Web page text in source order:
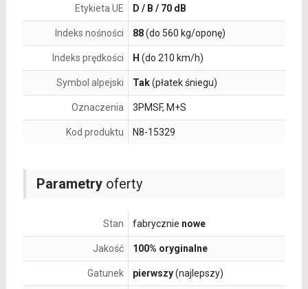
Parametryoferty
Stan fabrycznie nowe
Jakość 100% oryginalne
Gatunek pierwszy(najlepszy)
Etykieta UE D / B / 70 dB
Indeks nośności 88(do 560 kg/oponę)
Indeks prędkości H (do 210 km/h)
Symbol alpejski Tak(płatek śniegu)
Oznaczenia 3PMSF, M+S
Kod produktu N8-15329